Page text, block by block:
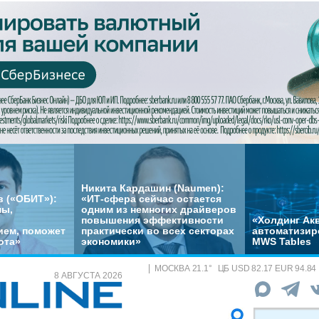
(«ОБИТ»):
поможет
Никита Кардашин (Naumen):
«ИТ-сфера сейчас остается
одним из немногих драйверов
повышения эффективности
практически во всех секторах
экономики»
«Холдинг
MWS Tables
8 АВГУСТА 2026
МОСКВА 21.1° ЦБ USD 82.17 EUR 94.84